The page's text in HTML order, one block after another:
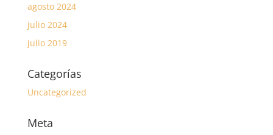
agosto 2024
julio 2024
julio 2019
Categorías
Uncategorized
Meta